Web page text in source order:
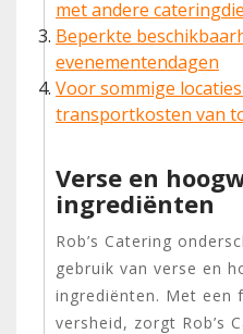
met andere
Beperkte
evenementendagen
Voor sommige
transportkosten van
Verse en
ingrediënten
Rob’s Catering
gebruik van verse en
ingrediënten. Met een
versheid, zorgt Rob’s